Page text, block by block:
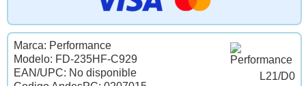
L21/D0
Marca: Performance
Modelo: FD-235HF-C929
EAN/UPC: No disponible